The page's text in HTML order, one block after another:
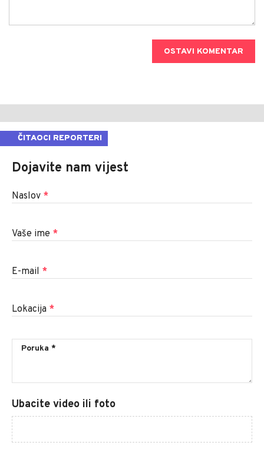
OSTAVI KOMENTAR
ČITAOCI REPORTERI
Dojavite nam vijest
Naslov *
Vaše ime *
E-mail *
Lokacija *
Ubacite video ili foto